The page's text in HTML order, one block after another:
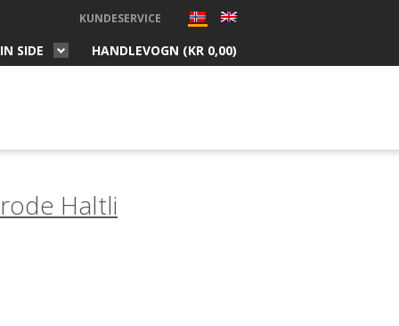
KUNDESERVICE
SIDE HANDLEVOGN (KR 0,00)
Haltli